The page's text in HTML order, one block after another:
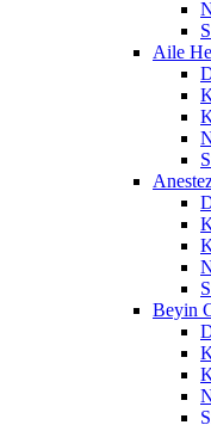
Aile
Beyin